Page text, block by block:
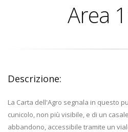
Area
Descrizione:
La Carta dell'Agro segnala in questo
cunicolo, non più visibile, e di un
abbandono, accessibile tramite un